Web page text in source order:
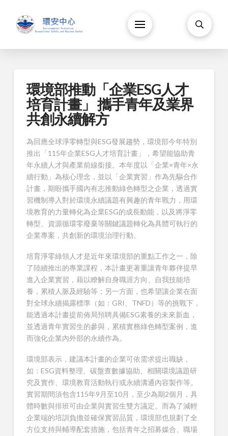
環境部推動「企業ESG人才
培育計畫」 攜手青年及業界
共創永續解方
為回應全球淨零轉型與ESG發展趨勢，環境部今年特別
推出「115年企業ESG人才培育計畫」，希望能協助青
年永續人才與產業前線銜接。本年度以「企業×青年×永
續行動」為核心理念，並以「企業實習」作為先驅合作
計畫，期盼攜手國內有志推動綠色轉型之企業，透過實
習機制導入對於環境永續議題有興趣的青年戰力，用環
境教育的力量轉化為企業ESG的成長動能，以及將淨零
轉型、資源循環零廢棄等關鍵議題轉化為具體可執行的
企業專案，共創新的環境治理行動。
培育淨零綠領人才是近年來環境部的重點工作之一，除
了陸續推出的專業課程，本計畫更著重讓青年夥伴提早
進入企業實習，藉以瞭解自身職涯方向、自我技能培
養，累積人脈及經驗等；另一方面，也希望讓企業在面
對全球永續揭露標準（如：GRI、TNFD）等的挑戰下，
能透過本計畫提前佈局預聘具備ESG素養的未來新血，
並透過青年實習生的參與，累積實務綠色轉型案例，進
而強化企業內外部的永續作為。
環境部表示，建議本計畫的企業可依需求提出職缺，
如：ESG資料整理、碳盤查數據協助、相關環境議題研
究及實作、環境教育活動執行或永續溝通內容製作等。
實習期間須包含115年9月至10月，至少為期2個月，具
體時數與排班可由企業與實習生雙方議定。而為了減輕
企業端的培訓負擔並確保實習品質，環境部也規劃了全
方位支持與輔導配套措施，包括青年之招募媒合、職場